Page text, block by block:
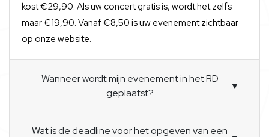
kost €29,90. Als uw concert gratis is, wordt het zelfs
maar €19,90. Vanaf €8,50 is uw evenement zichtbaar
op onze website.
Wanneer wordt mijn evenement in het RD
geplaatst?
▼
Wat is de deadline voor het opgeven van een